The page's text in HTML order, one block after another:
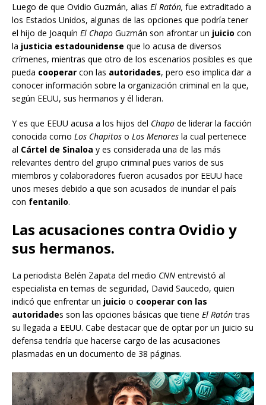
Luego de que Ovidio Guzmán, alias El Ratón, fue extraditado a
los Estados Unidos, algunas de las opciones que podría tener
el hijo de Joaquín El Chapo Guzmán son afrontar un juicio con
la justicia estadounidense que lo acusa de diversos
crímenes, mientras que otro de los escenarios posibles es que
pueda cooperar con las autoridades, pero eso implica dar a
conocer información sobre la organización criminal en la que,
según EEUU, sus hermanos y él lideran.
Y es que EEUU acusa a los hijos del Chapo de liderar la facción
conocida como Los Chapitos o Los Menores la cual pertenece
al Cártel de Sinaloa y es considerada una de las más
relevantes dentro del grupo criminal pues varios de sus
miembros y colaboradores fueron acusados por EEUU hace
unos meses debido a que son acusados de inundar el país
con fentanilo.
Las acusaciones contra Ovidio y
sus hermanos.
La periodista Belén Zapata del medio CNN entrevistó al
especialista en temas de seguridad, David Saucedo, quien
indicó que enfrentar un juicio o cooperar con las
autoridades son las opciones básicas que tiene El Ratóntras
su llegada a EEUU. Cabe destacar que de optar por un juicio su
defensa tendría que hacerse cargo de las acusaciones
plasmadas en un documento de 38 páginas.